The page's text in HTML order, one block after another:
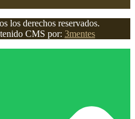
los derechos reservados.
CMS por: 3mentes